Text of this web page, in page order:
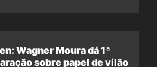
Wagner Moura dá 1ª
sobre papel de vilão